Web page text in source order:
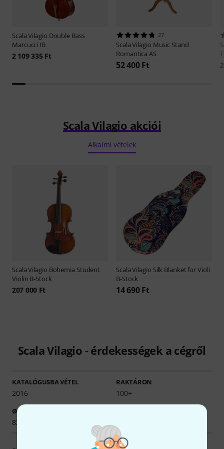
Scala Vilagio Double Bass
Marcucci IB
2 109 335 Ft
27
Scala Vilagio Music Stand
Romantica AS
52 400 Ft
Scala Vilagio akciói
Alkalmi vételek
Scala Vilagio Bohemia Student
Violin B-Stock
207 000 Ft
Scala Vilagio Silk Blanket for Violi
B-Stock
14 690 Ft
Scala Vilagio - érdekességek a cégről
KATALÓGUSBA VÉTEL
2016
RAKTÁRON
100+
Ø ELÉRHETŐSÉG
83.58% (1 év)